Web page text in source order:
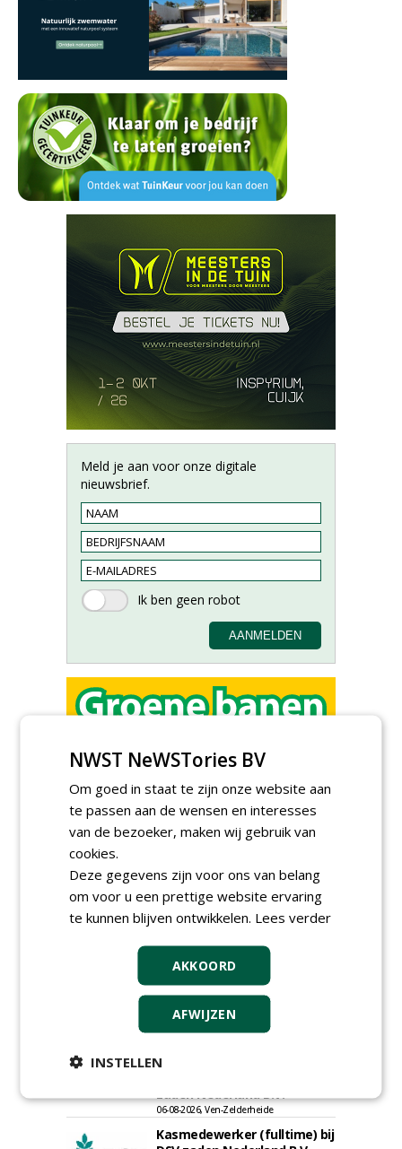
Meld je aan voor onze digitale
nieuwsbrief.
Allround
magazijnmedewerker
(fulltime) bij DSV zaden
Nederland B.V.
06-08-2026, Ven Zelderheide
Meewerkend Voorman
Werkorganisatie BUCH
09-07-2026, Castricum en Uitgeest
Rayon- account manager
Nederland; regio Noord &
regio Zuid
Export Manager bij PERFECT -
Van Wamel (fulltime)
12-06-2026, Dreumel
Chauffeur
zaden Nederland B.V.
06-08-2026, Ven-Zelderheide
Kasmedewerker (fulltime) bij
NWST NeWSTories BV
Om goed in staat te zijn onze website aan
te passen aan de wensen en interesses
van de bezoeker, maken wij gebruik van
cookies.
Deze gegevens zijn voor ons van belang
om voor u een prettige website ervaring
te kunnen blijven ontwikkelen. Lees verder
AKKOORD
AFWIJZEN
INSTELLEN